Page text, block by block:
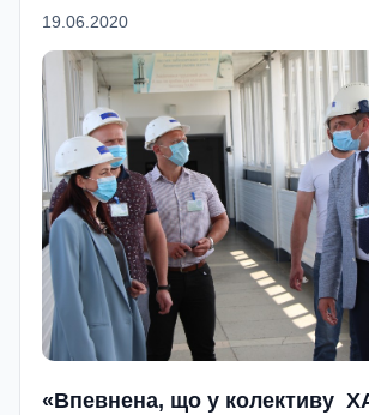
19.06.2020
«Впевнена, що у колективу